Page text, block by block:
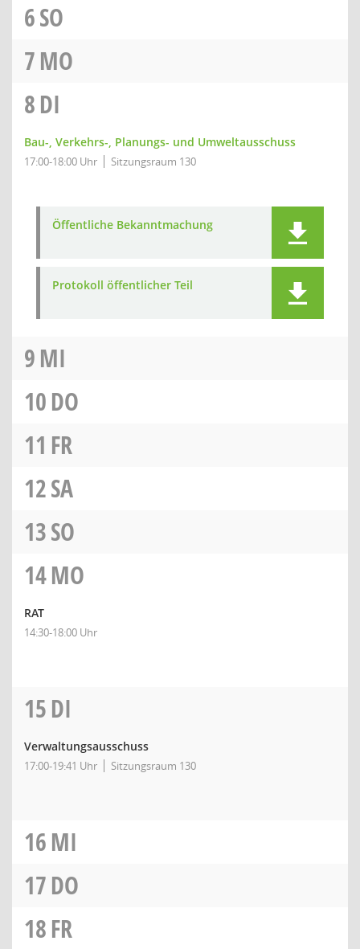
6SO
7MO
8DI
Bau-, Verkehrs-, Planungs- und Umweltausschuss
17:00-18:00 Uhr Sitzungsraum 130
Öffentliche Bekanntmachung
Protokoll öffentlicher Teil
9MI
10DO
11 FR
12SA
13SO
14MO
RAT
14:30-18:00 Uhr
15DI
Verwaltungsausschuss
17:00-19:41 Uhr Sitzungsraum 130
16MI
17DO
18FR